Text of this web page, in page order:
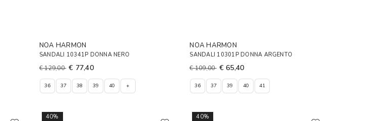
NOA HARMON
SANDALI 10341P DONNA NERO
€ 129,00 € 77,40
36 37 38 39 40 +
NOA HARMON
SANDALI 10301P DONNA ARGENTO
€ 109,00 € 65,40
36 37 39 40 41
40% 40%